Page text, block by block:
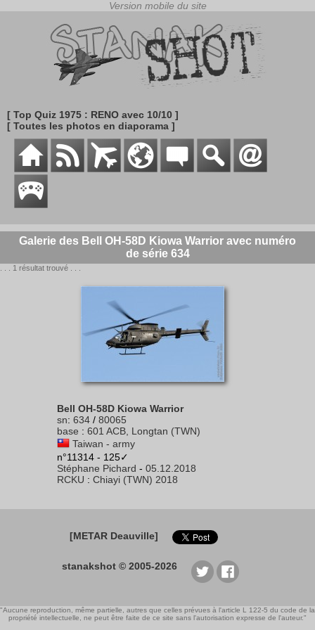
[ Top Quiz 1975 : RENO avec 10/10 ]
[ Toutes les photos en diaporama ]
Galerie des Bell OH-58D Kiowa Warrior avec numéro
de série 634
. . . 1 résultat trouvé . . .
Bell OH-58D Kiowa Warrior
sn: 634 / 80065
base : 601 ACB, Longtan (TWN)
Taiwan - army
n°11314 - 125✓
Stéphane Pichard - 05.12.2018
RCKU : Chiayi (TWN) 2018
[METAR Deauville]
stanakshot © 2005-2026
"Aucune reproduction, même partielle, autres que celles prévues à l'article L 122-5 du code de la
propriété intellectuelle, ne peut être faite de ce site sans l'autorisation expresse de l'auteur."